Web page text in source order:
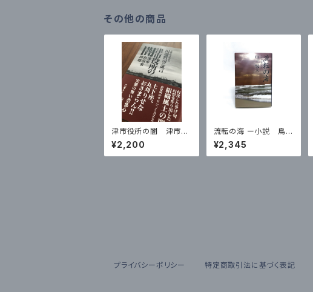
その他の商品
津市役所の闇 津市自
治会問題 元相生町自
治会長 田邊哲司の証
言
¥2,200
流転の海 ー小説 鳥羽
藩三代記
¥2,345
プライバシーポリシー 特定商取引法に基づく表記